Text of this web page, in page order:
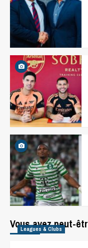
Vous avez peut-
Leagues & Clubs